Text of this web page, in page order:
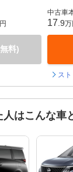
料)
中古車
17 .9
ス
人はこんな車